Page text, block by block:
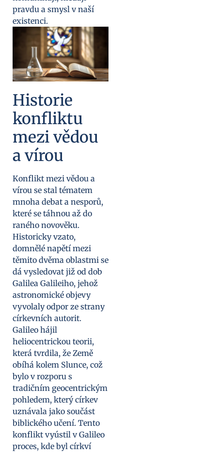
pravdu a smysl v naší
existenci.
Historie
konfliktu
mezi vědou
a vírou
Konflikt mezi vědou a
vírou se stal tématem
mnoha debat a nesporů,
které se táhnou až do
raného novověku.
Historicky vzato,
domnělé napětí mezi
těmito dvěma oblastmi se
dá vysledovat již od dob
Galilea Galileiho, jehož
astronomické objevy
vyvolaly odpor ze strany
církevních autorit.
Galileo hájil
heliocentrickou teorii,
která tvrdila, že Země
obíhá kolem Slunce, což
bylo v rozporu s
tradičním geocentrickým
pohledem, který církev
uznávala jako součást
biblického učení. Tento
konflikt vyústil v Galileo
proces, kde byl církví